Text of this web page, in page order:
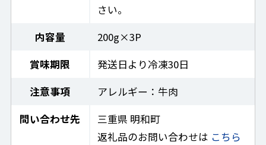
さい。
内容量
200g×3P
賞味期限
発送日より冷凍30日
注意事項
アレルギー：牛肉
問い合わせ先
三重県 明和町
返礼品のお問い合わせは こちら